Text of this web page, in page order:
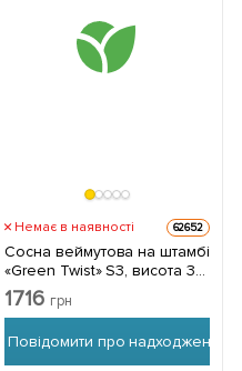
Немає в наявності 62652
Сосна веймутова на штамбі
«Green Twist» S3, висота 30-
40см 1 саджанець в
упаковці
1716 грн
Повідомити про надходження